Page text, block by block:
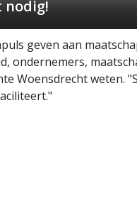
nodig!
geven aan
ondernemers,
Woensdrecht weten.